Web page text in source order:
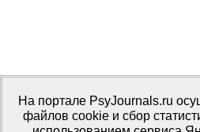
Портал психологических изданий
Правила использования материалов
Свидетельство регистрации СМИЭл №
На портале PsyJournals.ru
файлов cookie и сбор